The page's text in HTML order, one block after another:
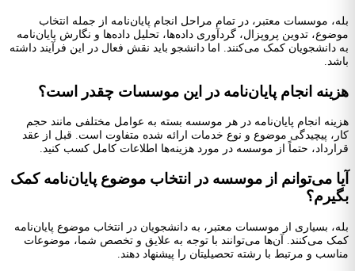
بله، موسسات معتبر، در تمام مراحل انجام پایان‌نامه از جمله انتخاب
موضوع، تدوین پروپزال، گردآوری داده‌ها، تحلیل داده‌ها و نگارش پایان‌نامه
به دانشجویان کمک می‌کنند. اما دانشجو باید نقش فعال در این فرآیند داشته
باشد.
هزینه انجام پایان‌نامه در این موسسات چقدر است؟
هزینه انجام پایان‌نامه در هر موسسه بسته به عوامل مختلفی مانند حجم
کار، پیچیدگی موضوع و نوع خدمات ارائه شده متفاوت است. قبل از عقد
قرارداد، حتماً از موسسه در مورد هزینه‌ها اطلاعات کامل کسب کنید.
آیا می‌توانم از موسسه در انتخاب موضوع پایان‌نامه کمک
بگیرم؟
بله، بسیاری از موسسات معتبر، به دانشجویان در انتخاب موضوع پایان‌نامه
کمک می‌کنند. آن‌ها می‌توانند با توجه به علایق و تخصص شما، موضوعات
مناسب و مرتبط با رشته تحصیلیتان را پیشنهاد دهند.